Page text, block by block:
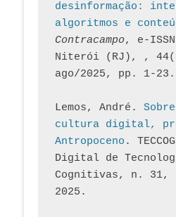
desinformação:
algoritmos e
Contracampo, e-
Niterói (RJ), ,
ago/2025, pp. 1-23.
Lemos, André.
cultura digital,
Antropoceno .
Digital de
Cognitivas, n. 31,
2025.